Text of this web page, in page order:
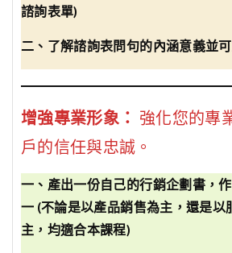
諮詢表單)
二、了解諮詢表問句的內涵意義並
增強專業形象： 強化您的專
戶的信任與忠誠。
一、產出一份自己的行銷企劃書，
一 (不論是以產品銷售為主，還是以
主，均適合本課程)